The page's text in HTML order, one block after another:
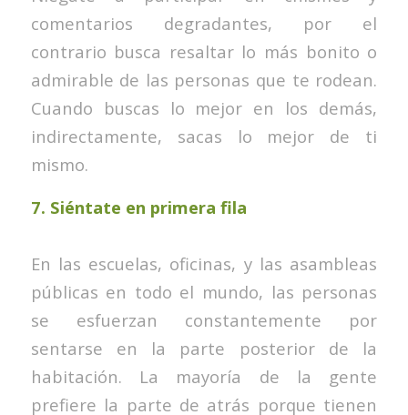
comentarios degradantes, por el
contrario busca resaltar lo más bonito o
admirable de las personas que te rodean.
Cuando buscas lo mejor en los demás,
indirectamente, sacas lo mejor de ti
mismo.
7. Siéntate en primera fila
En las escuelas, oficinas, y las asambleas
públicas en todo el mundo, las personas
se esfuerzan constantemente por
sentarse en la parte posterior de la
habitación. La mayoría de la gente
prefiere la parte de atrás porque tienen